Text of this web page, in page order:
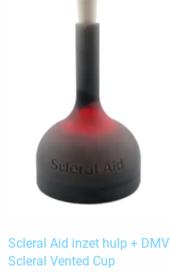
Scleral Aid inzet hulp + DMV
Scleral Vented Cup